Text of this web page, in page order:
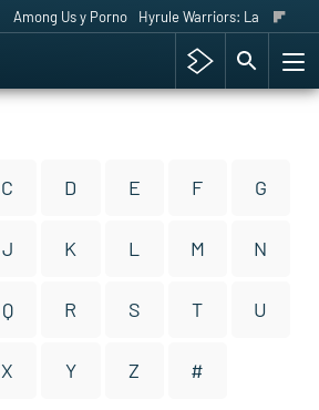
Among Us y Porno Hyrule Warriors: La Era del
C D E F G
J K L M N
Q R S T U
X Y Z #